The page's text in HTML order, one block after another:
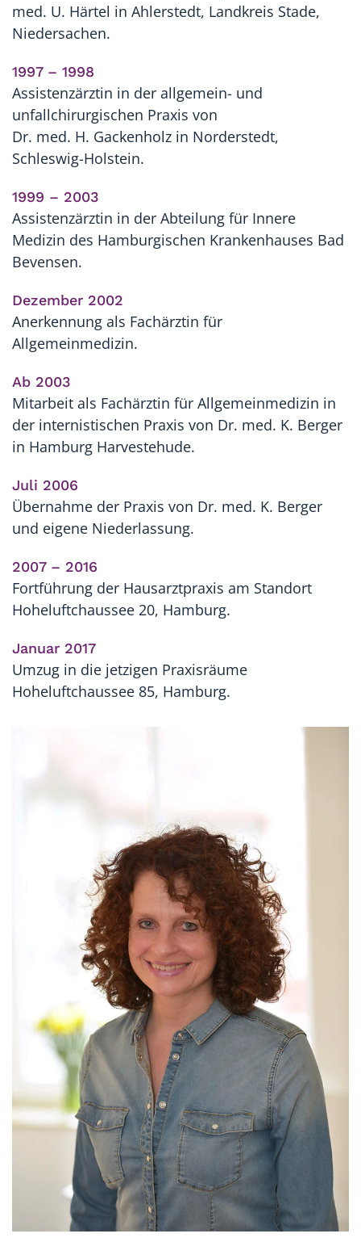
med. U. Härtel in Ahlerstedt, Landkreis Stade,
Niedersachen.
1997 – 1998
Assistenzärztin in der allgemein- und
unfallchirurgischen Praxis von
Dr. med. H. Gackenholz in Norderstedt,
Schleswig-Holstein.
1999 – 2003
Assistenzärztin in der Abteilung für Innere
Medizin des Hamburgischen Krankenhauses Bad
Bevensen.
Dezember 2002
Anerkennung als Fachärztin für
Allgemeinmedizin.
Ab 2003
Mitarbeit als Fachärztin für Allgemeinmedizin in
der internistischen Praxis von Dr. med. K. Berger
in Hamburg Harvestehude.
Juli 2006
Übernahme der Praxis von Dr. med. K. Berger
und eigene Niederlassung.
2007 – 2016
Fortführung der Hausarztpraxis am Standort
Hoheluftchaussee 20, Hamburg.
Januar 2017
Umzug in die jetzigen Praxisräume
Hoheluftchaussee 85, Hamburg.